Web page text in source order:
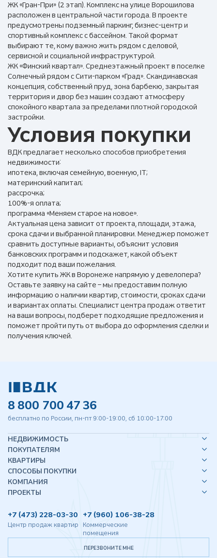
ЖК «Гран-При» (2 этап). Комплекс на улице Ворошилова
расположен в центральной части города. В проекте
предусмотрены подземный паркинг, бизнес-центр и
спортивный комплекс с бассейном. Такой формат
выбирают те, кому важно жить рядом с деловой,
сервисной и социальной инфраструктурой.
ЖК «Финский квартал». Среднеэтажный проект в поселке
Солнечный рядом с Сити-парком «Град». Скандинавская
концепция, собственный пруд, зона барбекю, закрытая
территория и двор без машин создают атмосферу
спокойного квартала за пределами плотной городской
застройки.
Условия покупки
ВДК предлагает несколько способов приобретения
недвижимости:
ипотека, включая семейную, военную, IT;
материнский капитал;
рассрочка;
100%-я оплата;
программа «Меняем старое на новое».
Актуальная цена зависит от проекта, площади, этажа,
срока сдачи и выбранной планировки. Менеджер поможет
сравнить доступные варианты, объяснит условия
банковских программ и подскажет, какой объект
подходит под ваши пожелания.
Хотите купить ЖК в Воронеже напрямую у девелопера?
Оставьте заявку на сайте – мы предоставим полную
информацию о наличии квартир, стоимости, сроках сдачи
и вариантах оплаты. Специалист центра продаж ответит
на ваши вопросы, подберет подходящие предложения и
поможет пройти путь от выбора до оформления сделки и
получения ключей.
8 800 700 47 36
бесплатно по России, пн-пт 9:00-19:00, сб 10:00-17:00
НЕДВИЖИМОСТЬ
ПОКУПАТЕЛЯМ
КВАРТИРЫ
СПОСОБЫ ПОКУПКИ
КОМПАНИЯ
ПРОЕКТЫ
+7 (473) 228-03-30
Центр продаж квартир
+7 (960) 106-38-28
Коммерческие
помещения
ПЕРЕЗВОНИТЕ МНЕ